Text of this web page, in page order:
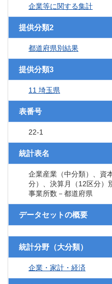
企業等に関する集計
提供分類2
都道府県別結果
提供分類3
11 埼玉県
表番号
22-1
統計表名
企業産業（中分類）、資
分）、決算月（12区分）
事業所数－都道府県
データセットの概要
統計分野（大分類）
企業・家計・経済